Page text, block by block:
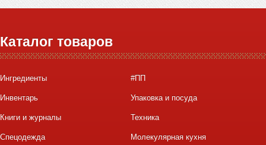
Каталог товаров
Ингредиенты #ПП
Инвентарь Упаковка и посуда
Книги и журналы Техника
Спецодежда Молекулярная кухня